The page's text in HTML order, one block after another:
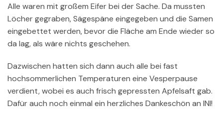
Alle waren mit großem Eifer bei der Sache. Da mussten
Löcher gegraben, Sägespäne eingegeben und die Samen
eingebettet werden, bevor die Fläche am Ende wieder so
da lag, als wäre nichts geschehen.
Dazwischen hatten sich dann auch alle bei fast
hochsommerlichen Temperaturen eine Vesperpause
verdient, wobei es auch frisch gepressten Apfelsaft gab.
Dafür auch noch einmal ein herzliches Dankeschön an INI!